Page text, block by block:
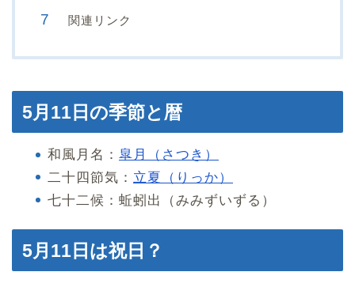
関連リンク
5月11日の季節と暦
和風月名： 皐月（さつき）
二十四節気： 立夏（りっか）
七十二候：蚯蚓出（みみずいずる）
5月11日は祝日？